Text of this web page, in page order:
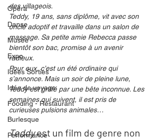
Opéra
Danse
Musée
Expo
Idées Sorties
Idée de voyage
Fooding - Restaurant
Burlesque
Performance
des villageois.
Teddy, 19 ans, sans diplôme, vit avec son
oncle adoptif et travaille dans un salon de
massage. Sa petite amie Rebecca passe
bientôt son bac, promise à un avenir
radieux.
Pour eux, c’est un été ordinaire qui
s’annonce. Mais un soir de pleine lune,
Teddy est griffé par une bête inconnue. Les
semaines qui suivent, il est pris de
curieuses pulsions animales…
Teddy est un film de genre non